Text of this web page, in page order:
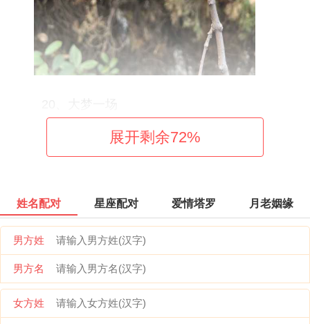
21、高级将领
23、蜕变成熟
24、明我长相忆
25、一曲幽怨
26、瞳荧
展开剩余72%
姓名配对 星座配对 爱情塔罗 月老姻缘
男方姓
男方名
女方姓